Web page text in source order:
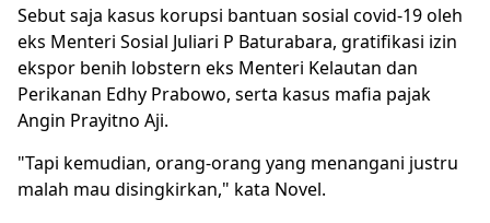
Sebut saja kasus korupsi bantuan sosial covid-19 oleh
eks Menteri Sosial Juliari P Baturabara, gratifikasi izin
ekspor benih lobstern eks Menteri Kelautan dan
Perikanan Edhy Prabowo, serta kasus mafia pajak
Angin Prayitno Aji.
"Tapi kemudian, orang-orang yang menangani justru
malah mau disingkirkan," kata Novel.